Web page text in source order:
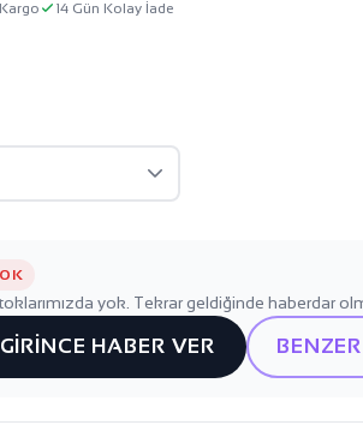
14 Gün Kolay İade
yok. Tekrar geldiğinde haberdar
HABER VER